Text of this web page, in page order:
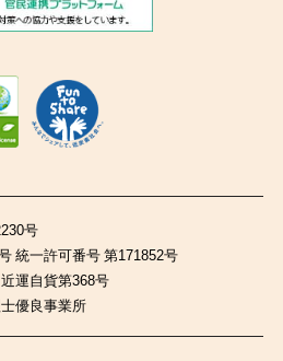
号
統一許可番号 第171852号
運自貨第368号
優良事業所